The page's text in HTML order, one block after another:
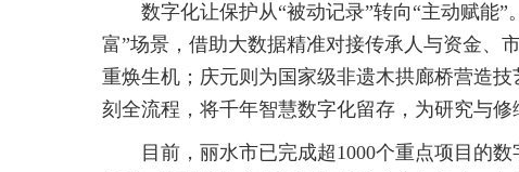
数字化让保护从“被动记录”转向“主动赋能
富”场景，借助大数据精准对接传承人与资金、
重焕生机；庆元则为国家级非遗木拱廊桥营造
刻全流程，将千年智慧数字化留存，为研究与修
目前，丽水市已完成超1000个重点项目的